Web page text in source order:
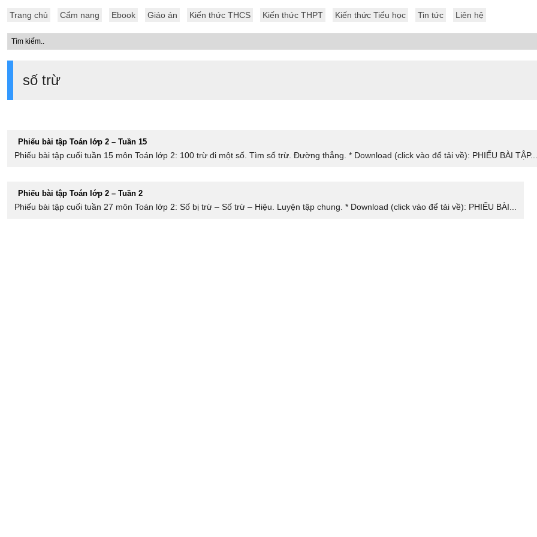
Trang chủ Cẩm nang Ebook Giáo án Kiến thức THCS Kiến thức THPT Kiến thức Tiểu học Tin tức Liên hệ
số trừ
Phiếu bài tập Toán lớp 2 – Tuần 15
Phiếu bài tập cuối tuần 15 môn Toán lớp 2: 100 trừ đi một số. Tìm số trừ. Đường thẳng. * Download (click vào để tải về): PHIẾU BÀI TẬP...
Phiếu bài tập Toán lớp 2 – Tuần 2
Phiếu bài tập cuối tuần 27 môn Toán lớp 2: Số bị trừ – Số trừ – Hiệu. Luyện tập chung. * Download (click vào để tải về): PHIẾU BÀI...